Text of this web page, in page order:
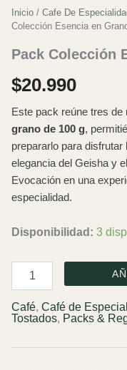
Inicio / Cafe De
Colección Esencia en
Pack Colección
$20.990
Este pack reúne tres
grano de 100 g,
prepararlo para
elegancia del Geisha y
Evocación en una
especialidad.
Disponibilidad: 3
Colección
en
Grano
Café, Café de
Tostados, Packs &